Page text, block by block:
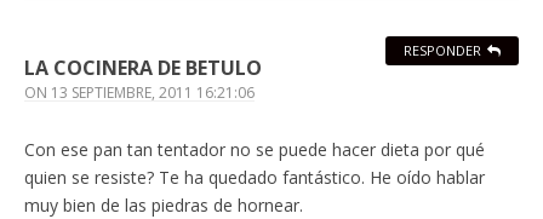
LA COCINERA DE BETULO
ON 13 SEPTIEMBRE, 2011 16:21:06
Con ese pan tan tentador no se puede hacer dieta por qué
quien se resiste? Te ha quedado fantástico. He oído hablar
muy bien de las piedras de hornear.
RESPONDER